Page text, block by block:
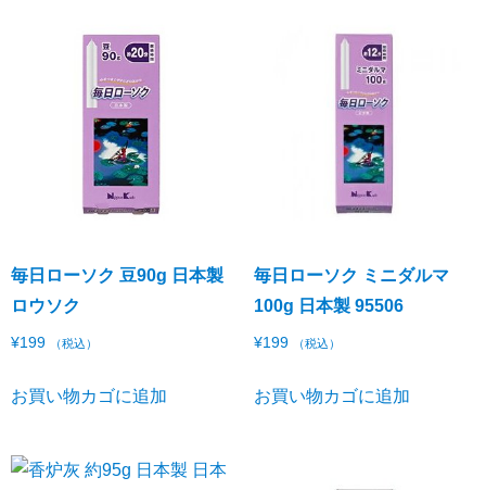
毎日ローソク 豆90g 日本製
ロウソク
¥199 （税込）
お買い物カゴに追加
毎日ローソク ミニダルマ
100g 日本製 95506
¥199 （税込）
お買い物カゴに追加